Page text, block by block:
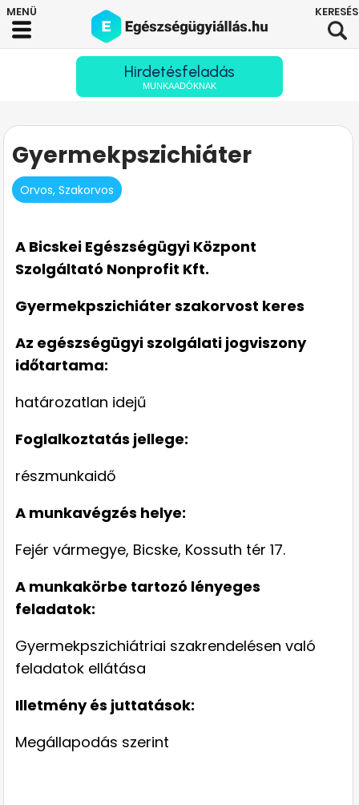
Hirdetésfeladás
MUNKAADÓKNAK
Gyermekpszichiáter
Orvos, Szakorvos
A Bicskei Egészségügyi Központ
Szolgáltató Nonprofit Kft.
Gyermekpszichiáter szakorvost keres
Az egészségügyi szolgálati jogviszony
időtartama:
határozatlan idejű
Foglalkoztatás jellege:
részmunkaidő
A munkavégzés helye:
Fejér vármegye, Bicske, Kossuth tér 17.
A munkakörbe tartozó lényeges
feladatok:
Gyermekpszichiátriai szakrendelésen való
feladatok ellátása
Illetmény és juttatások:
Megállapodás szerint